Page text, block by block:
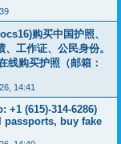
购买中国护照、
工作证、公民身份。
线购买护照（邮箱：
14:41
+1 (615)-314-6286)
buy fake